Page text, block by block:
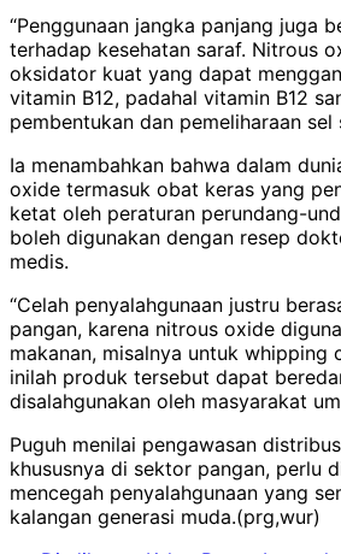
“Penggunaan jangka panjang juga
terhadap kesehatan saraf. Nitrous
oksidator kuat yang dapat
vitamin B12, padahal vitamin B12
pembentukan dan pemeliharaan sel
Ia menambahkan bahwa dalam
oxide termasuk obat keras yang
ketat oleh peraturan perundang-
boleh digunakan dengan resep
medis.
“Celah penyalahgunaan justru
pangan, karena nitrous oxide
makanan, misalnya untuk whipping
inilah produk tersebut dapat
disalahgunakan oleh masyarakat
Puguh menilai pengawasan
khususnya di sektor pangan, perlu
mencegah penyalahgunaan yang
kalangan generasi muda.(prg,wur)